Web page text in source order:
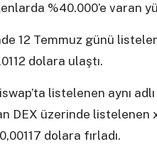
%40.000’e varan
12 Temmuz günü
dolara ulaştı.
listelenen aynı
DEX üzerinde listelenen
dolara fırladı.